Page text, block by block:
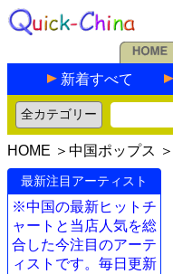
新着すべて
HOME ＞ 中国ポップス ＞
最新注目アーティスト
※中国の最新ヒットチ
ャートと当店人気を総
合した今注目のアーテ
ィストです。毎日更新